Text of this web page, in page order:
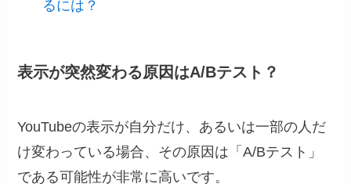
るには？
表示が突然変わる原因はA/Bテスト？
YouTubeの表示が自分だけ、あるいは一部の人だ
け変わっている場合、その原因は「A/Bテスト」
である可能性が非常に高いです。